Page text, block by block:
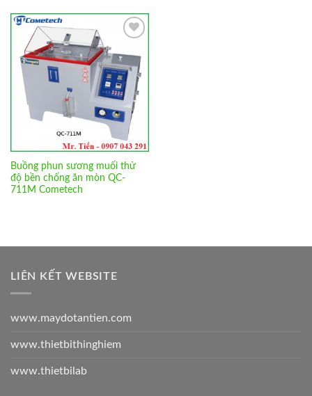
Wishlist
Buồng phun sương muối thử
độ bền chống ăn mòn QC-
711M Cometech
LIÊN KẾT WEBSITE
www.maydotantien.com
www.thietbithinghiem
www.thietbilab